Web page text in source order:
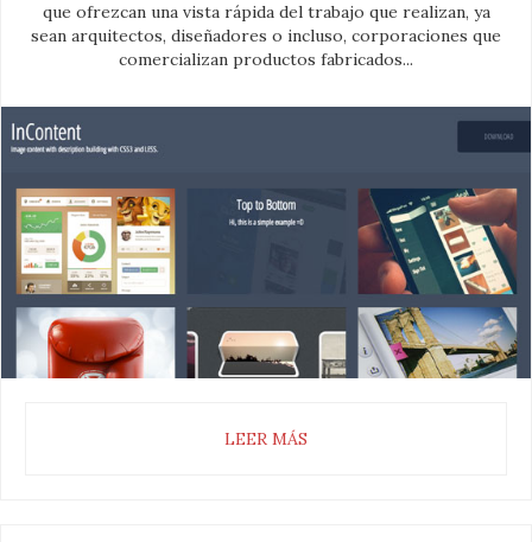
que ofrezcan una vista rápida del trabajo que realizan, ya
sean arquitectos, diseñadores o incluso, corporaciones que
comercializan productos fabricados...
LEER MÁS